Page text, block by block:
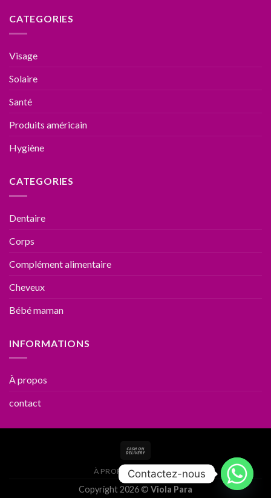
CATEGORIES
Visage
Solaire
Santé
Produits américain
Hygiène
CATEGORIES
Dentaire
Corps
Complément alimentaire
Cheveux
Bébé maman
INFORMATIONS
À propos
contact
À PROPOS CONTACT
Copyright 2026 © Viola Para
Contactez-nous